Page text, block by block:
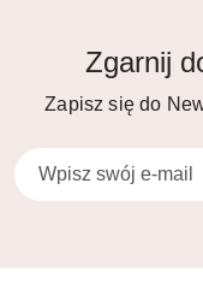
Zgarnij
Zapisz się do